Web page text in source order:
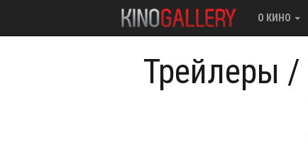
О КИНО
Трейлеры /